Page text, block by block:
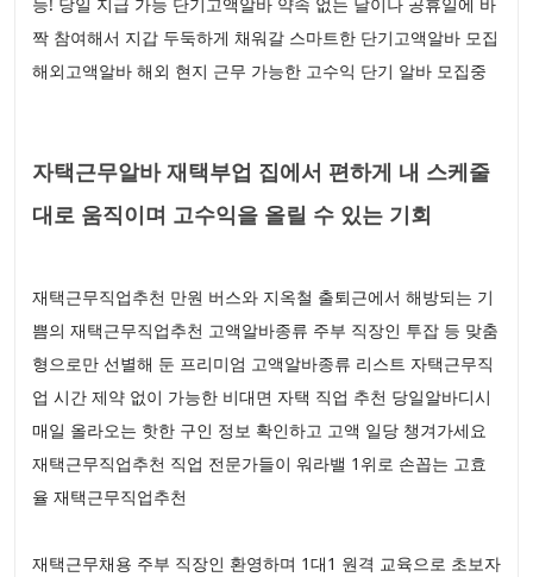
능! 당일 지급 가능 단기고액알바 약속 없는 날이나 공휴일에 바
짝 참여해서 지갑 두둑하게 채워갈 스마트한 단기고액알바 모집
해외고액알바 해외 현지 근무 가능한 고수익 단기 알바 모집중
자택근무알바 재택부업 집에서 편하게 내 스케줄
대로 움직이며 고수익을 올릴 수 있는 기회
재택근무직업추천 만원 버스와 지옥철 출퇴근에서 해방되는 기
쁨의 재택근무직업추천 고액알바종류 주부 직장인 투잡 등 맞춤
형으로만 선별해 둔 프리미엄 고액알바종류 리스트 자택근무직
업 시간 제약 없이 가능한 비대면 자택 직업 추천 당일알바디시
매일 올라오는 핫한 구인 정보 확인하고 고액 일당 챙겨가세요
재택근무직업추천 직업 전문가들이 워라밸 1위로 손꼽는 고효
율 재택근무직업추천
재택근무채용 주부 직장인 환영하며 1대1 원격 교육으로 초보자